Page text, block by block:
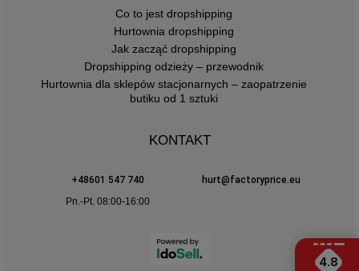
Co to jest dropshipping
Hurtownia dropshipping
Jak zacząć dropshipping
Dropshipping odzieży – przewodnik
Hurtownia dla sklepów stacjonarnych – zaopatrzenie
butiku od 1 sztuki
KONTAKT
+48601 547 740
hurt@factoryprice.eu
Pn.-Pt. 08:00-16:00
4.8